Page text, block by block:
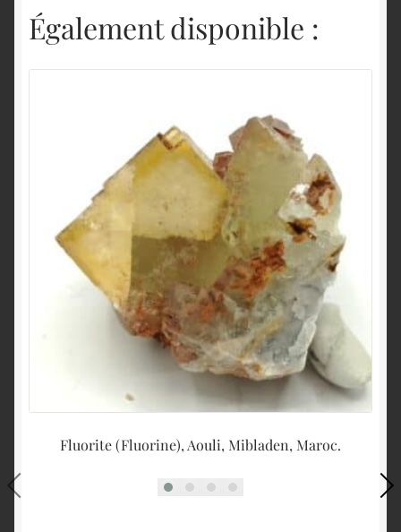
Également disponible :
Fluorite (Fluorine), Aouli, Mibladen, Maroc.